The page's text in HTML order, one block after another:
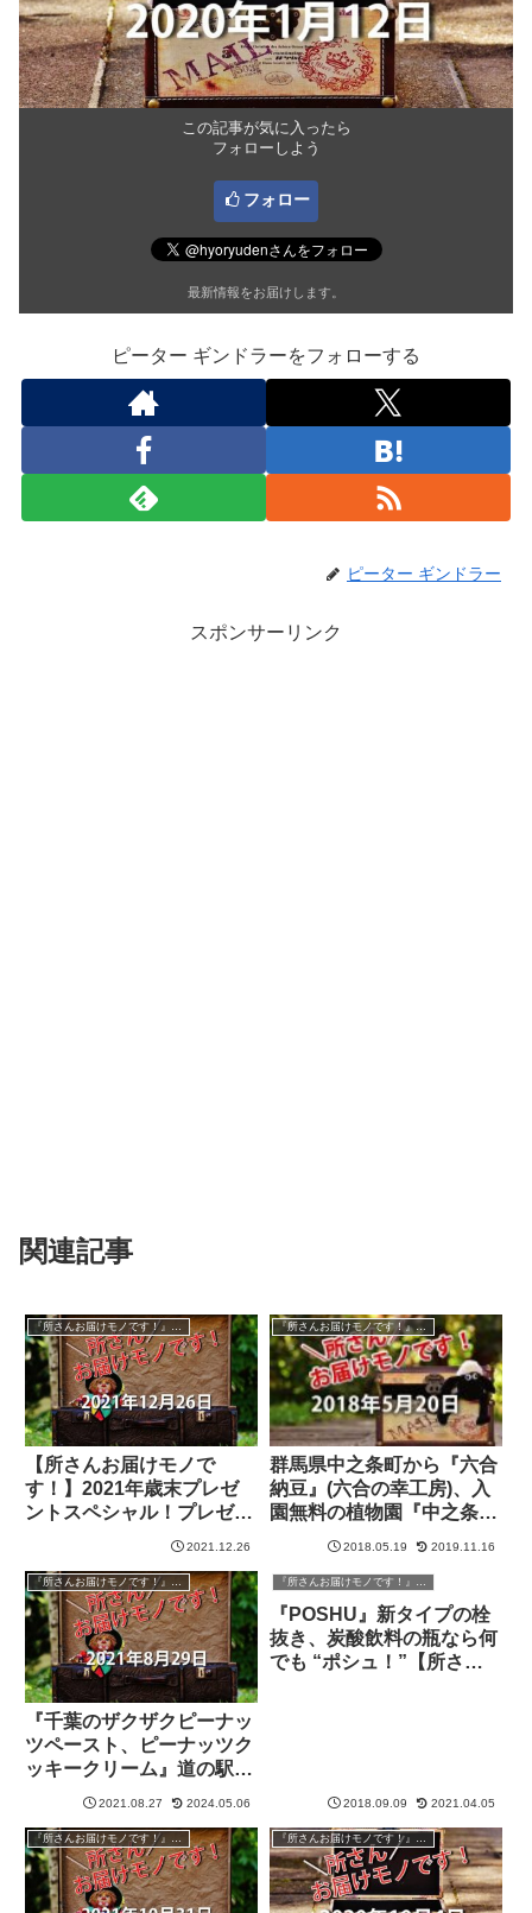
この記事が気に入ったら
フォローしよう
フォロー
最新情報をお届けします。
ピーター ギンドラーをフォローする
ピーター ギンドラー
スポンサーリンク
関連記事
【所さんお届けモノで
す！】2021年歳末プレゼ
ントスペシャル！プレゼン
2021.12.26
『所さんお届けモノです！』過去の紹介品
群馬県中之条町から『六合
納豆』(六合の幸工房)、入
園無料の植物園『中之条山
の上庭園』【所さんお届け
2018.05.19 2019.11.16
『所さんお届けモノです！』過去の紹介品
『千葉のザクザクピーナッ
ツペースト、ピーナッツク
ッキークリーム』道の駅
「木更津うまくたの里」よ
です！】
2021.08.27 2024.05.06
『所さんお届けモノです！』過去の紹介品
『POSHU』新タイプの栓
抜き、炭酸飲料の瓶なら何
でも “ポシュ！”【所さん
2018.09.09 2021.04.05
『所さんお届けモノです！』過去の紹介品 『所さんお届けモノです！』過去の紹介品